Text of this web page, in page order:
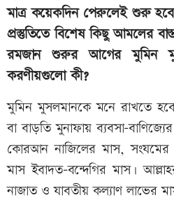
মাত্র কয়েকদিন পেরুলেই শুরু
প্রস্তুতিতে বিশেষ কিছু আমলের
রমজান শুরুর আগের মুমিন
করণীয়গুলো কী?
মুমিন মুসলমানকে মনে রাখতে
বা বাড়তি মুনাফায় ব্যবসা-
কোরআন নাজিলের মাস,
মাস ইবাদত-বন্দেগির মাস।
নাজাত ও যাবতীয় কল্যাণ লাভের